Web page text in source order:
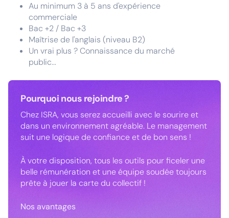
Au minimum 3 à 5 ans d'expérience
commerciale
Bac +2 / Bac +3
Maîtrise de l'anglais (niveau B2)
Un vrai plus ? Connaissance du marché
public...
Pourquoi nous rejoindre ?
Chez ISRA, vous serez accueilli avec le sourire et
dans un environnement agréable. Le management
suit une logique de confiance et de bon sens !
À votre disposition, tous les outils pour ficeler une
belle rémunération et une équipe soudée toujours
prête à jouer la carte du collectif !
Nos avantages